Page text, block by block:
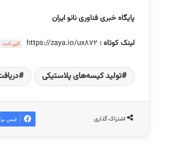
پایگاه خبری فناوری نانو ایران
لینک کوتاه : https://zaya.io/ux872 کپی کنید
تولید کیسه‌های پلاستیکی
اشتراک گذاری فیس